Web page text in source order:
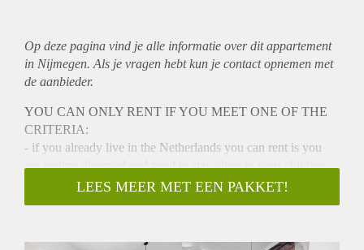
Op deze pagina vind je alle informatie over ditappartement
in Nijmegen. Als je vragen hebt kun je contact opnemen met
de aanbieder.
YOU CAN ONLY RENT IF YOU MEET ONE OF THE
CRITERIA:
- if you already live in the Netherlands you can rent is you
are getting divorced and need to stay close to your children
- or renovate your house.
- If you do not live in the Netherlands yet, you can rent this
LEES MEER MET EEN PAKKET!